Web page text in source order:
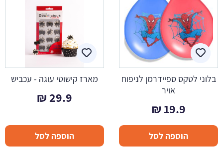
בלוני לטקס ספיידרמן לניפוח
אויר
19.9
₪
הוספה לסל
מארז קישוטי עוגה - עכביש
29.9
₪
הוספה לסל